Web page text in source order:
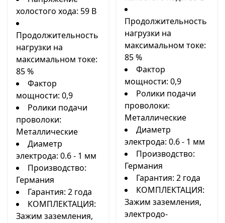
холостого хода: 59 В
Продолжительность
нагрузки на
максимальном токе:
85 %
Фактор
мощности: 0,9
Ролики подачи
проволоки:
Металлические
Диаметр
электрода: 0.6 - 1 мм
Производство:
Германия
Гарантия: 2 года
КОМПЛЕКТАЦИЯ:
Зажим заземления,
Продолжительность
нагрузки на
максимальном токе:
85 %
Фактор
мощности: 0,9
Ролики подачи
проволоки:
Металлические
Диаметр
электрода: 0.6 - 1 мм
Производство:
Германия
Гарантия: 2 года
КОМПЛЕКТАЦИЯ:
Зажим заземления,
электродо-